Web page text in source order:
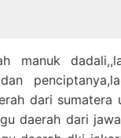
manuk
dari sumatera
daerah dari